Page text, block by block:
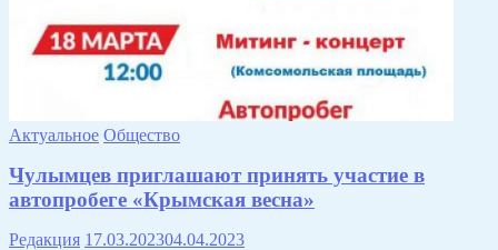
Актуальное Общество
Чулымцев приглашают принять участие в
автопробеге «Крымская весна»
Редакция 17.03.202304.04.2023